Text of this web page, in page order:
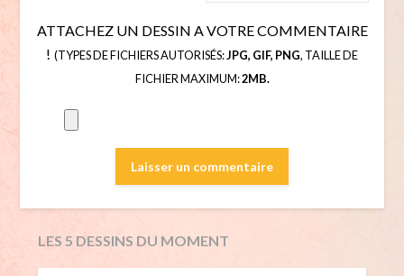
ATTACHEZ UN DESSIN A VOTRE COMMENTAIRE
! (TYPES DE FICHIERS AUTORISÉS:JPG, GIF, PNG, TAILLE DE
FICHIER MAXIMUM:2MB.
LES 5 DESSINS DU MOMENT